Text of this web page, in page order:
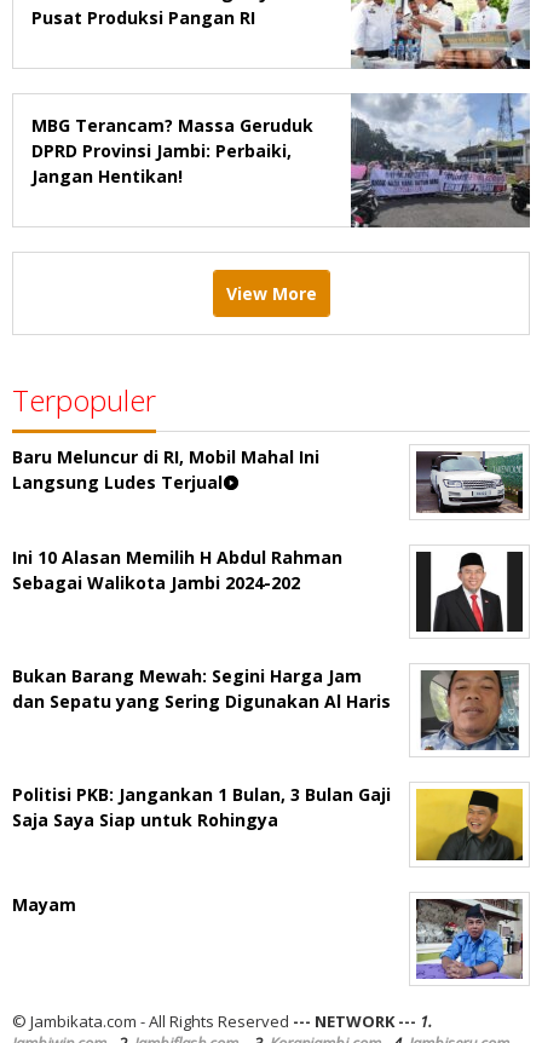
Pusat Produksi Pangan RI
MBG Terancam? Massa Geruduk
DPRD Provinsi Jambi: Perbaiki,
Jangan Hentikan!
View More
Terpopuler
Baru Meluncur di RI, Mobil Mahal Ini
Langsung Ludes Terjual
Ini 10 Alasan Memilih H Abdul Rahman
Sebagai Walikota Jambi 2024-202
Bukan Barang Mewah: Segini Harga Jam
dan Sepatu yang Sering Digunakan Al Haris
Politisi PKB: Jangankan 1 Bulan, 3 Bulan Gaji
Saja Saya Siap untuk Rohingya
Mayam
© Jambikata.com - All Rights Reserved --- NETWORK --- 1.